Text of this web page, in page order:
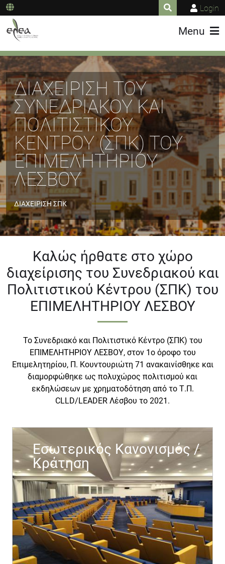
Login
Menu
ΔΙΑΧΕΊΡΙΣΗ ΤΟΥ
ΣΥΝΕΔΡΙΑΚΟΎ ΚΑΙ
ΠΟΛΙΤΙΣΤΙΚΟΎ
ΚΈΝΤΡΟΥ (ΣΠΚ) ΤΟΥ
ΕΠΙΜΕΛΗΤΗΡΙΟΥ
ΛΕΣΒΟΥ
ΔΙΑΧΕΙΡΙΣΗ ΣΠΚ
Καλώς ήρθατε στο χώρο
διαχείρισης του Συνεδριακού και
Πολιτιστικού Κέντρου (ΣΠΚ) του
ΕΠΙΜΕΛΗΤΗΡΙΟΥ ΛΕΣΒΟΥ
Το Συνεδριακό και Πολιτιστικό Κέντρο (ΣΠΚ) του
ΕΠΙΜΕΛΗΤΗΡΙΟΥ ΛΕΣΒΟΥ, στον 1ο όροφο του
Επιμελητηρίου, Π. Κουντουριώτη 71 ανακαινίσθηκε και
διαμορφώθηκε ως πολυχώρος πολιτισμού και
εκδηλώσεων με χρηματοδότηση από το Τ.Π.
CLLD/LEADER Λέσβου το 2021.
Εσωτερικός Κανονισμός /
Κράτηση